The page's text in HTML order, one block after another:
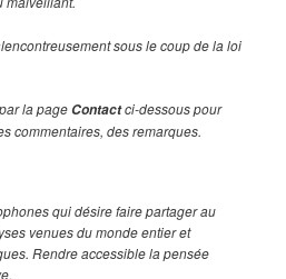
sous le coup de la loi
la page Contactci-dessous pour
commentaires, des remarques.
qui désire faire partager au
venues du monde entier et
Rendre accessible la pensée